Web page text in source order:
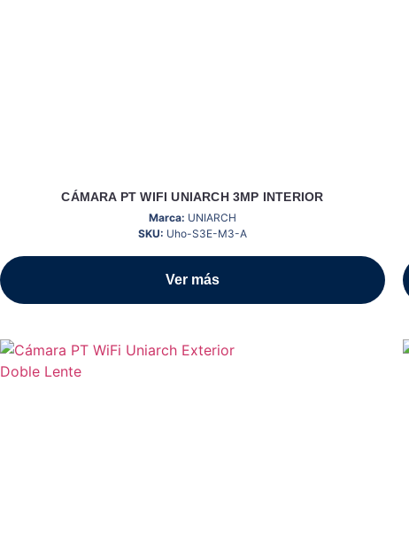
CÁMARA PT WIFI UNIARCH 3MP INTERIOR
Marca: UNIARCH
SKU: Uho-S3E-M3-A
Ver más